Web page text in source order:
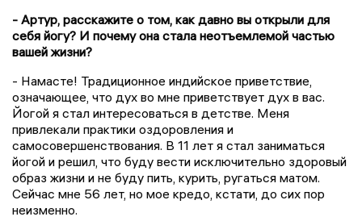
- Артур, расскажите о том, как давно вы открыли для
себя йогу? И почему она стала неотъемлемой частью
вашей жизни?
- Намасте! Традиционное индийское приветствие,
означающее, что дух во мне приветствует дух в вас.
Йогой я стал интересоваться в детстве. Меня
привлекали практики оздоровления и
самосовершенствования. В 11 лет я стал заниматься
йогой и решил, что буду вести исключительно здоровый
образ жизни и не буду пить, курить, ругаться матом.
Сейчас мне 56 лет, но мое кредо, кстати, до сих пор
неизменно.